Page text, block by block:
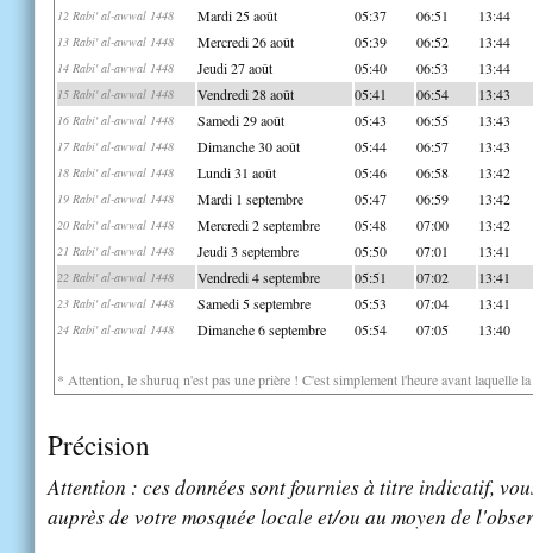
12 Rabi' al-awwal 1448 Mardi 25 août 05:37 06:51 13:44
13 Rabi' al-awwal 1448 Mercredi 26 août 05:39 06:52 13:44
14 Rabi' al-awwal 1448 Jeudi 27 août 05:40 06:53 13:44
15 Rabi' al-awwal 1448 Vendredi 28 août 05:41 06:54 13:43
16 Rabi' al-awwal 1448 Samedi 29 août 05:43 06:55 13:43
17 Rabi' al-awwal 1448 Dimanche 30 août 05:44 06:57 13:43
18 Rabi' al-awwal 1448 Lundi 31 août 05:46 06:58 13:42
19 Rabi' al-awwal 1448 Mardi 1 septembre 05:47 06:59 13:42
20 Rabi' al-awwal 1448 Mercredi 2 septembre 05:48 07:00 13:42
21 Rabi' al-awwal 1448 Jeudi 3 septembre 05:50 07:01 13:41
22 Rabi' al-awwal 1448 Vendredi 4 septembre 05:51 07:02 13:41
23 Rabi' al-awwal 1448 Samedi 5 septembre 05:53 07:04 13:41
24 Rabi' al-awwal 1448 Dimanche 6 septembre 05:54 07:05 13:40
* Attention, le shuruq n'est pas une prière ! C'est simplement l'heure avant laquelle
Précision
Attention : ces données sont fournies à titre indicatif,
auprès de votre mosquée locale et/ou au moyen de